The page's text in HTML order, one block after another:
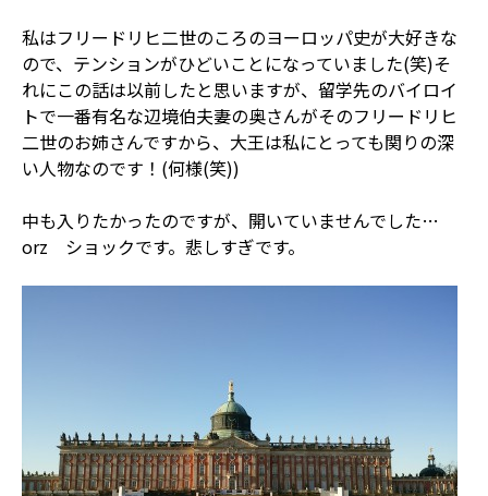
私はフリードリヒ二世のころのヨーロッパ史が大好きな
ので、テンションがひどいことになっていました(笑)そ
れにこの話は以前したと思いますが、留学先のバイロイ
トで一番有名な辺境伯夫妻の奥さんがそのフリードリヒ
二世のお姉さんですから、大王は私にとっても関りの深
い人物なのです！(何様(笑))
中も入りたかったのですが、開いていませんでした…
orz ショックです。悲しすぎです。